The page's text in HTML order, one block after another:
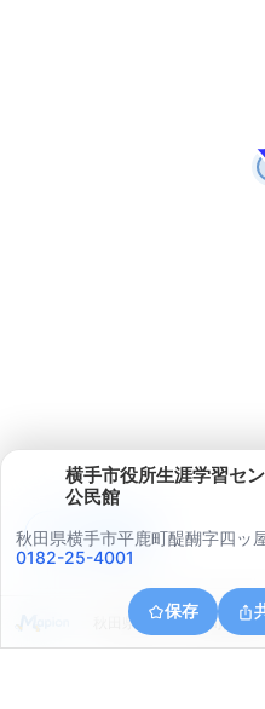
横手市役所生涯学習セ
公民館
秋田県横手市平鹿町醍醐字四ッ
0182-25-4001
保存
秋田県横手市平鹿町醍醐
アプリで見る